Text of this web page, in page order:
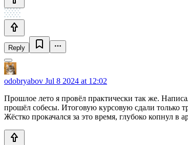
Reply
odobryabov Jul 8 2024 at 12:02
Прошлое лето я провёл практически так же.
прошёл собесы. Итоговую курсовую сдали только
Жёстко прокачался за это время, глубоко копнул в